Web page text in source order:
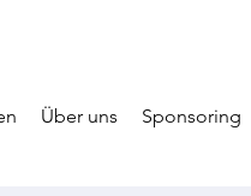
Über uns Sponsoring